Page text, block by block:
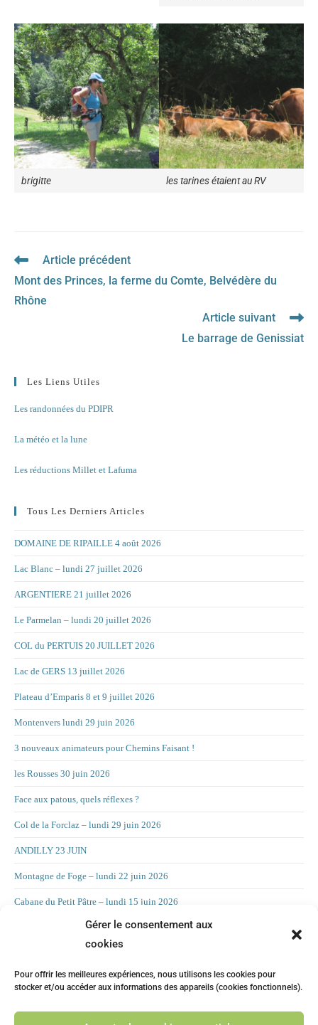
Gérer le consentement aux
cookies
Pour offrir les meilleures expériences, nous utilisons les cookies pour
stocker et/ou accéder aux informations des appareils (cookies fonctionnels).
brigitte les tarines étaient au RV
Read
articles
Article précédent
Mont des Princes, la ferme du Comte, Belvédère du
Rhône
Article suivant
Le barrage de Genissiat
Les Liens Utiles
Les randonnées du PDIPR
La météo et la lune
Les réductions Millet et Lafuma
Tous Les Derniers Articles
DOMAINE DE RIPAILLE 4 août 2026
Lac Blanc – lundi 27 juillet 2026
ARGENTIERE 21 juillet 2026
Le Parmelan – lundi 20 juillet 2026
COL du PERTUIS 20 JUILLET 2026
Lac de GERS 13 juillet 2026
Plateau d’Emparis 8 et 9 juillet 2026
Montenvers lundi 29 juin 2026
3 nouveaux animateurs pour Chemins Faisant !
les Rousses 30 juin 2026
Face aux patous, quels réflexes ?
Col de la Forclaz – lundi 29 juin 2026
ANDILLY 23 JUIN
Montagne de Foge – lundi 22 juin 2026
Cabane du Petit Pâtre – lundi 15 juin 2026
La Croix d’Allant – lundi 8 juin 2026
LA CHAMBOTTE